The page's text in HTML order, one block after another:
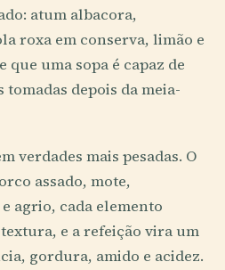
atum albacora,
roxa em conserva, limão e
que uma sopa é capaz de
depois da meia-
verdades mais pesadas. O
assado, mote,
agrio, cada elemento
e a refeição vira um
gordura, amido e acidez.